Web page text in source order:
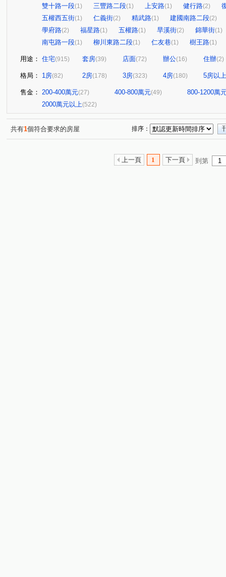
雙十路一段(1) 三豐路二段(1) 上安路(1) 健行路(2)
五權西五街(1) 仁義街(2) 精武路(1) 建國南路二段(2)
學府路(2) 福星路(1) 五權路(1) 旱溪街(2) 錦華街(1)
南屯路一段(1) 柳川東路二段(1) 仁友巷(1) 樹王路(1)
用途： 住宅(915) 套房(39) 店面(72) 辦公(16) 住辦(2)
格局： 1房(82) 2房(178) 3房(323) 4房(180) 5房以上
售金： 200-400萬元(27) 400-800萬元(49)
800-1200萬
2000萬元以上(522)
共有1個符合要求的房屋 排序：
上一頁 1 下一頁 到第